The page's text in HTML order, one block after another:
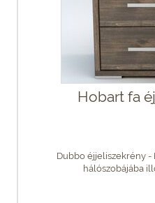
Hobart fa
Dubbo éjjeliszekrény -
hálószobájába